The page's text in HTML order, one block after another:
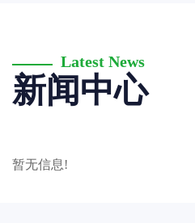
Latest News
新闻中心
暂无信息!